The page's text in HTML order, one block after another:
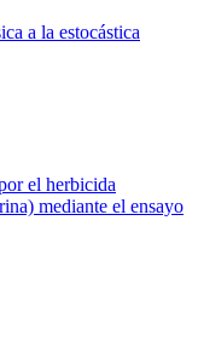
a la estocástica
el herbicida
mediante el ensayo